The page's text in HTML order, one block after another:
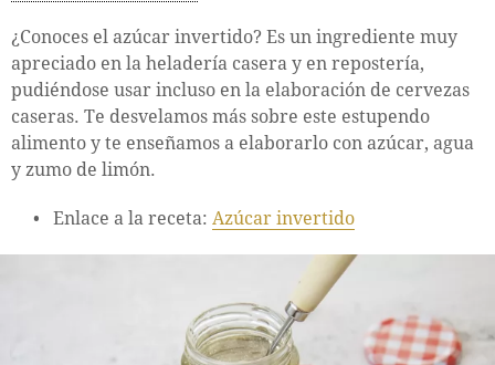
¿Conoces el azúcar invertido? Es un ingrediente muy
apreciado en la heladería casera y en repostería,
pudiéndose usar incluso en la elaboración de cervezas
caseras. Te desvelamos más sobre este estupendo
alimento y te enseñamos a elaborarlo con azúcar, agua
y zumo de limón.
Enlace a la receta: Azúcar invertido